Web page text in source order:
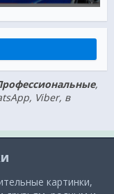
,
Viber, в
картинки,